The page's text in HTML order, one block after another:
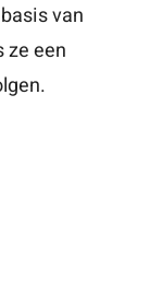
van
ze een